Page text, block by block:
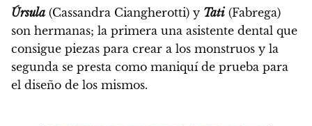
Úrsula (Cassandra Ciangherotti) y Tati (Fabrega)
son hermanas; la primera una asistente dental que
consigue piezas para crear a los monstruos y la
segunda se presta como maniquí de prueba para
el diseño de los mismos.